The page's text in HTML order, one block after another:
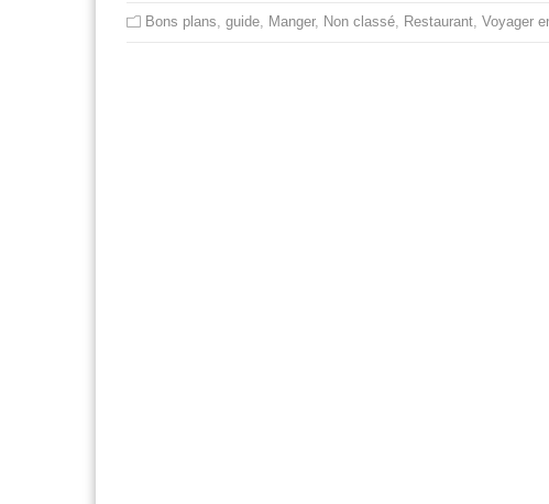
Bons plans, guide, Manger, Non classé, Restaurant, Voyager